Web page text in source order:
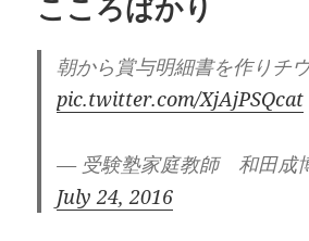
朝から賞与明細書を作りチ
pic.twitter.com/XjAjPSQcat
— 受験塾家庭教師 和田成
July 24, 2016